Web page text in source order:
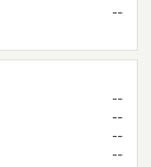
--
--
--
--
--